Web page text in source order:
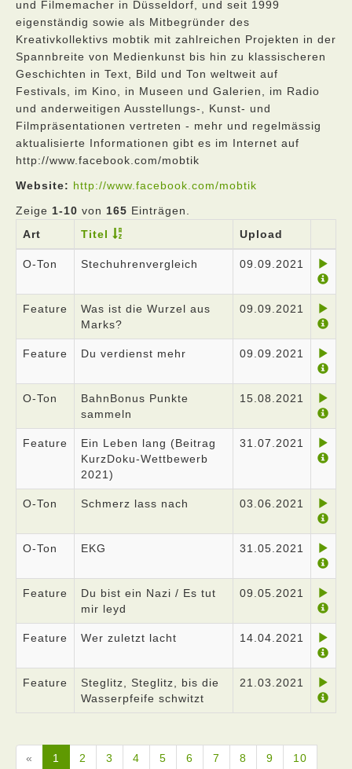
und Filmemacher in Düsseldorf, und seit 1999
eigenständig sowie als Mitbegründer des
Kreativkollektivs mobtik mit zahlreichen Projekten in der
Spannbreite von Medienkunst bis hin zu klassischeren
Geschichten in Text, Bild und Ton weltweit auf
Festivals, im Kino, in Museen und Galerien, im Radio
und anderweitigen Ausstellungs-, Kunst- und
Filmpräsentationen vertreten - mehr und regelmässig
aktualisierte Informationen gibt es im Internet auf
http://www.facebook.com/mobtik
Website: http://www.facebook.com/mobtik
Zeige 1-10 von 165 Einträgen.
Art
Titel Upload
O-Ton Stechuhrenvergleich 09.09.2021
Feature
Was ist die Wurzel aus
Marks?
09.09.2021
Feature Du verdienst mehr 09.09.2021
O-Ton
BahnBonus Punkte
sammeln
15.08.2021
Feature
Ein Leben lang (Beitrag
KurzDoku-Wettbewerb
2021)
31.07.2021
O-Ton Schmerz lass nach 03.06.2021
O-Ton EKG 31.05.2021
Feature
Du bist ein Nazi / Es tut
mir leyd
09.05.2021
Feature Wer zuletzt lacht 14.04.2021
Feature
Steglitz, Steglitz, bis die
Wasserpfeife schwitzt
21.03.2021
« 1 2 3 4 5 6 7 8 9 10